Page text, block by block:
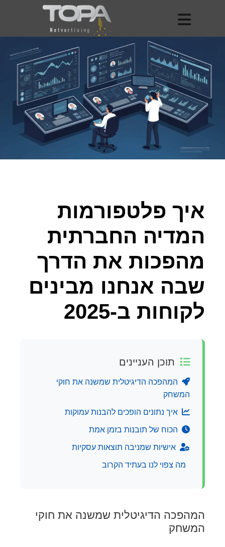
איך פלטפורמות
המדיה החברתית
מהפכות את הדרך
שבה אנחנו מבינים
לקוחות ב-2025
תוכן העניינים
המהפכה הדיגיטלית שמשנה את חוקי
המשחק
איך נתונים הופכים להבנות עמוקות
הכוח של תובנות בזמן אמת
אישיות שמניבה תוצאות עסקיות
מה צפוי לנו בעתיד הקרוב
המהפכה הדיגיטלית שמשנה את חוקי
המשחק